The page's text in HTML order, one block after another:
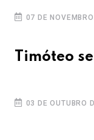
07 DE
Timóteo
03 DE OUTUBRO